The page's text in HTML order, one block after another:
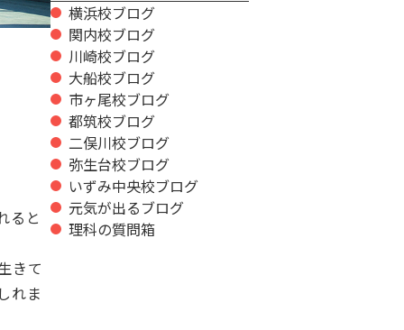
ると
きて
れま
横浜校ブログ
関内校ブログ
川崎校ブログ
大船校ブログ
市ヶ尾校ブログ
都筑校ブログ
二俣川校ブログ
弥生台校ブログ
いずみ中央校ブログ
元気が出るブログ
理科の質問箱